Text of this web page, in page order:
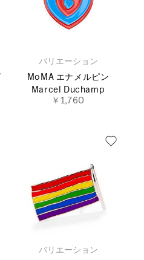
バリエーション
MoMA エナメルピン
Marcel Duchamp
￥1,760
バリエーション